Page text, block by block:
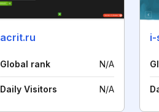
acrit.ru
Global rank N/A
Daily Visitors N/A
i-